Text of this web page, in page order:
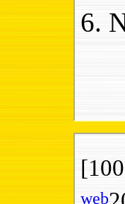
web